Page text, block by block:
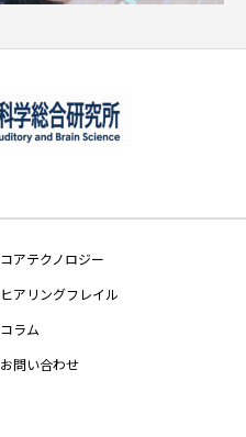
コアテクノロジー
ヒアリングフレイル
コラム
お問い合わせ